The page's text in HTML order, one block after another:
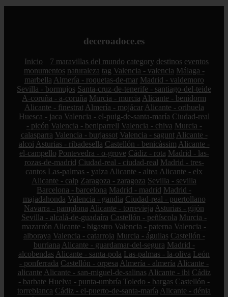
deceroadoce.es
Inicio 7 maravillas del mundo category destinos eventos
monumentos naturaleza tag Valencia - valencia Málaga -
marbella Almería - roquetas-de-mar Madrid - valdemoro
Sevilla - bormujos Santa-cruz-de-tenerife - santiago-del-teide
A-coruña - a-coruña Murcia - murcia Alicante - benidorm
Alicante - finestrat Almería - mojácar Alicante - orihuela
Huesca - jaca Valencia - el-puig-de-santa-maría Ciudad-real
- picón Valencia - beniparrell Valencia - chiva Murcia -
calasparra Valencia - burjassot Valencia - sagunt Alicante -
alcoi Asturias - ribadesella Castellón - benicàssim Alicante -
el-campello Pontevedra - o-grove Cádiz - rota Madrid - las-
rozas-de-madrid Ciudad-real - ciudad-real Madrid - tres-
cantos Las-palmas - yaiza Alicante - altea Alicante - elx
Alicante - calp Zaragoza - zaragoza Sevilla - sevilla
Barcelona - barcelona Madrid - madrid Madrid -
majadahonda Valencia - gandia Ciudad-real - puertollano
Navarra - pamplona Alicante - torrevieja Asturias - gijón
Sevilla - alcalá-de-guadaíra Castellón - peñíscola Murcia -
mazarrón Alicante - bigastro Valencia - paterna Valencia -
alboraya Valencia - catarroja Murcia - águilas Castellón -
burriana Alicante - guardamar-del-segura Madrid -
alcobendas Alicante - santa-pola Las-palmas - la-oliva León
- ponferrada Castellón - orpesa Almería - almería Alicante -
alicante Alicante - san-miguel-de-salinas Alicante - ibi Cádiz
- barbate Huelva - punta-umbría Toledo - bargas Castellón -
torreblanca Cádiz - el-puerto-de-santa-maría Alicante - dénia